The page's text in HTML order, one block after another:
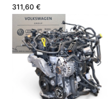
311,60 €